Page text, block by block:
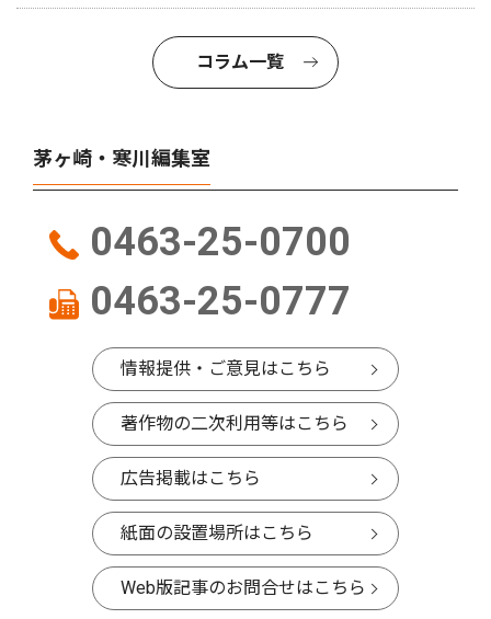
コラム一覧
茅ヶ崎・寒川編集室
0463-25-0700
0463-25-0777
情報提供・ご意見はこちら
著作物の二次利用等はこちら
広告掲載はこちら
紙面の設置場所はこちら
Web版記事のお問合せはこちら